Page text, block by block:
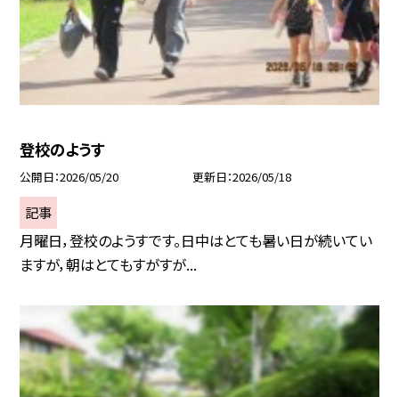
登校のようす
公開日 2026/05/20 更新日 2026/05/18
記事
月曜日，登校のようすです。日中はとても暑い日が続いてい
ますが，朝はとてもすがすが...